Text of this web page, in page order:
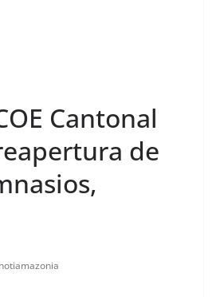
Cantonal
de
notiamazonia